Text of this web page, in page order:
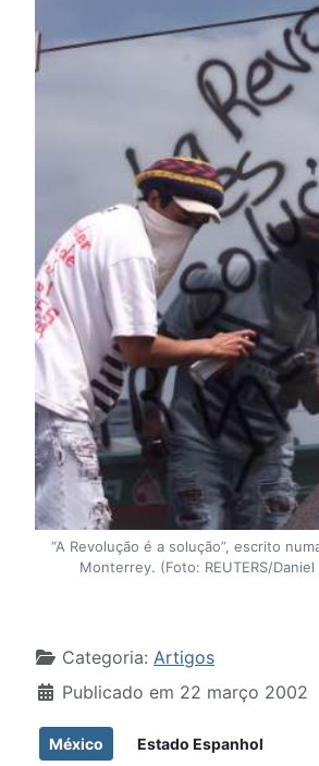
“A Revolução é a solução”, escrito
Monterrey. (Foto: REUTERS/Daniel
Detalhes
Categoria: Artigos
Publicado em 22 março 2002
México Estado Espanhol